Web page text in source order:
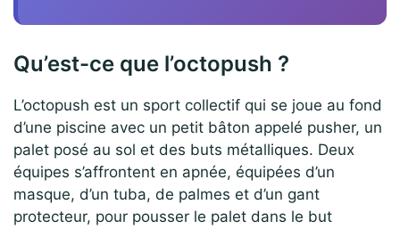
Qu’est-ce que l’octopush ?
L’octopush est un sport collectif qui se joue au fond
d’une piscine avec un petit bâton appelé pusher, un
palet posé au sol et des buts métalliques. Deux
équipes s’affrontent en apnée, équipées d’un
masque, d’un tuba, de palmes et d’un gant
protecteur, pour pousser le palet dans le but